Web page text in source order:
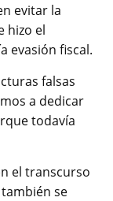
evitar la
hizo el
evasión fiscal.
falsas
a dedicar
todavía
el transcurso
se